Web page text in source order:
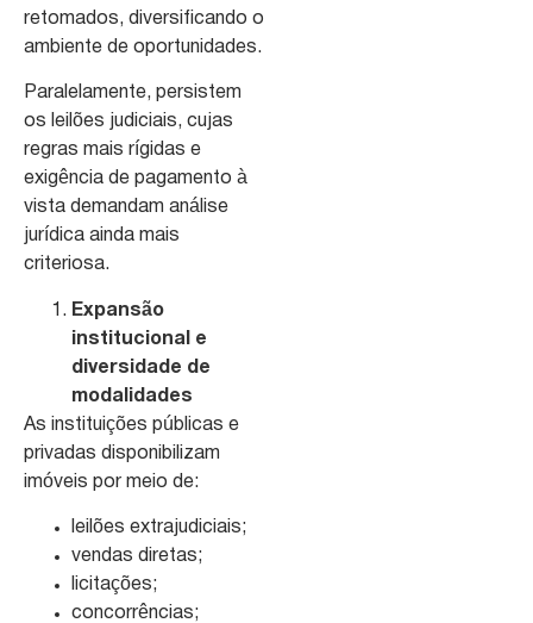
retomados, diversificando o
ambiente de oportunidades.
Paralelamente, persistem
os leilões judiciais, cujas
regras mais rígidas e
exigência de pagamento à
vista demandam análise
jurídica ainda mais
criteriosa.
Expansão
institucional e
diversidade de
modalidades
As instituições públicas e
privadas disponibilizam
imóveis por meio de:
leilões extrajudiciais;
vendas diretas;
licitações;
concorrências;